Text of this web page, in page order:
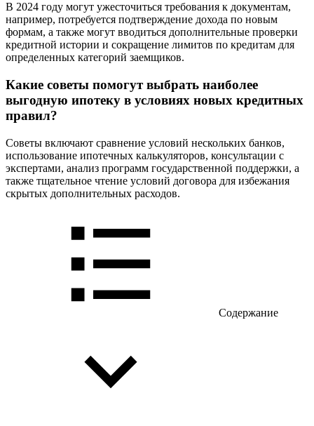
В 2024 году могут ужесточиться требования к документам,
например, потребуется подтверждение дохода по новым
формам, а также могут вводиться дополнительные проверки
кредитной истории и сокращение лимитов по кредитам для
определенных категорий заемщиков.
Какие советы помогут выбрать наиболее
выгодную ипотеку в условиях новых кредитных
правил?
Советы включают сравнение условий нескольких банков,
использование ипотечных калькуляторов, консультации с
экспертами, анализ программ государственной поддержки, а
также тщательное чтение условий договора для избежания
скрытых дополнительных расходов.
Содержание